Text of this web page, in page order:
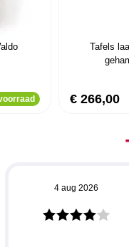
Tafels
€ 266,00
4 aug 2026